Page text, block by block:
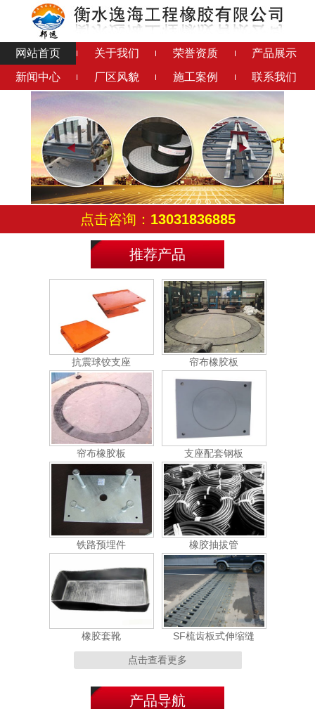
网站首页 关于我们 荣誉资质
产品展示
新闻中心
厂区风貌 施工案例 联系我们
点击咨询： 13031836885
推荐产品
钢结构橡胶垫 铅芯隔震橡胶支座
连廊支座 成品钢支座
滑动铰支座 减震球铰支座
抗震球铰支座 帘布橡胶板
帘布橡胶板 支座配套钢板
铁路预埋件 橡胶抽拔管
橡胶套靴 SF梳齿板式伸缩缝
点击查看更多
产品导航